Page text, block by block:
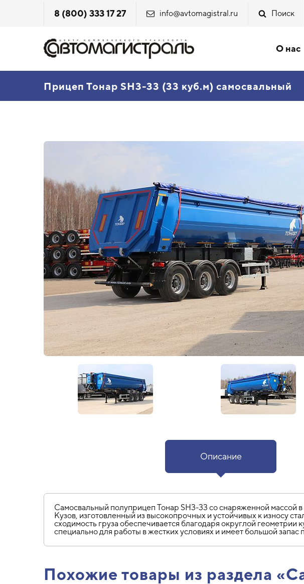
8 (800) 333 17 27 info@avtomagistral.ru Поиск
О нас
Прицеп Тонар SH3-33 (33 куб.м) самосвальный
Описание
Самосвальный полуприцеп Тонар SH3-33 со снаряженной массой
Кузов, изготовленный из высокопрочных и устойчивых к износу
сходимость груза обеспечивается благодаря округлой
специально для работы в жестких условиях и имеет большой
Похожие товары из раздела